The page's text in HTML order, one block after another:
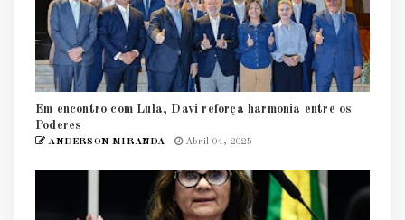
Em encontro com Lula, Davi reforça harmonia entre os
Poderes
ANDERSON MIRANDA Abril 04, 2025